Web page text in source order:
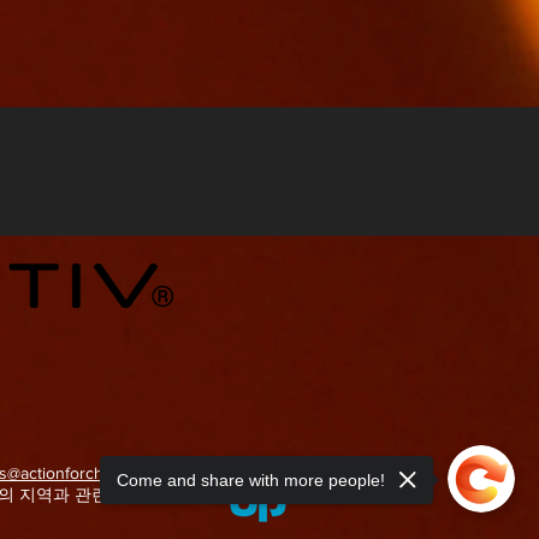
지역과 관련하여
Come and share with more people!